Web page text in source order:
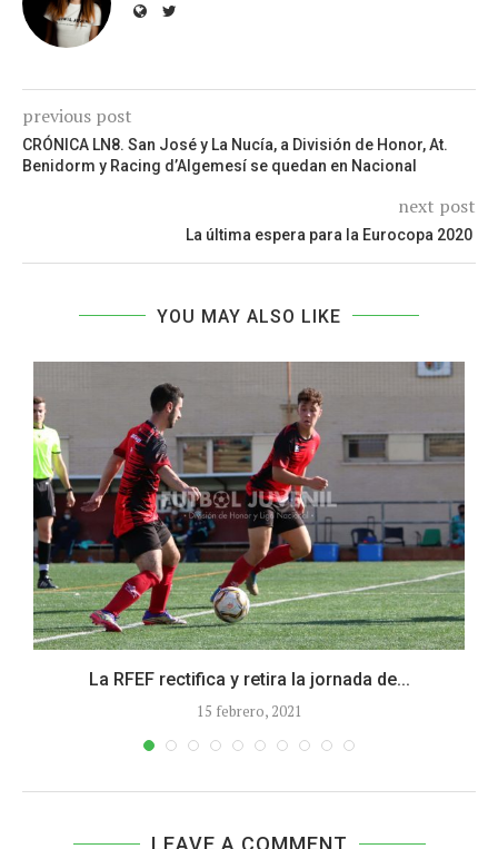
previous post
CRÓNICA LN8. San José y La Nucía, a División de Honor, At.
Benidorm y Racing d’Algemesí se quedan en Nacional
next post
La última espera para la Eurocopa 2020
YOU MAY ALSO LIKE
La RFEF rectifica y retira la jornada de...
15 febrero, 2021
LEAVE A COMMENT